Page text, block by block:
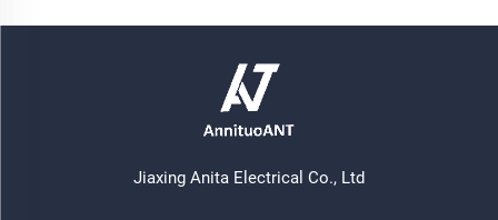
Jiaxing Anita Electrical Co., Ltd